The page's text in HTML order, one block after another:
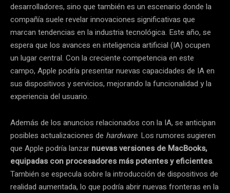
desarrolladores, sino que también es un escenario donde la
compañía suele revelar innovaciones significativas que
marcan tendencias en la industria tecnológica. Este año, se
espera que los avances en inteligencia artificial (IA) ocupen
un lugar central. Con la creciente competencia en este
campo, Apple podría presentar nuevas capacidades de IA en
sus dispositivos y servicios, mejorando la funcionalidad y la
experiencia del usuario.
Además de los anuncios relacionados con la IA, se anticipan
posibles actualizaciones de hardware. Los rumores sugieren
que Apple podría lanzar nuevas versiones de MacBooks,
equipadas con procesadores más potentes y eficientes.
También se especula sobre la introducción de dispositivos de
realidad aumentada, lo que podría abrir nuevas fronteras en la